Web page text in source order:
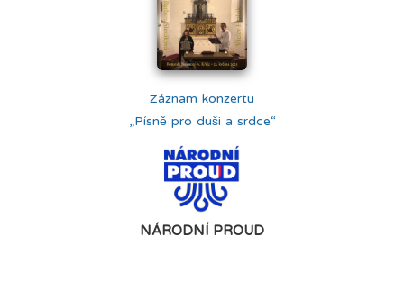
Záznam konzertu
„Písně pro duši a srdce“
NÁRODNÍ PROUD